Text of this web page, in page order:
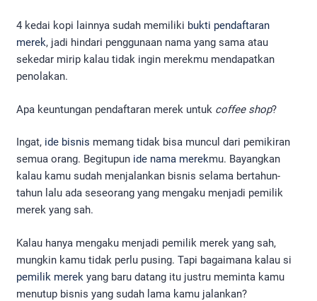
4 kedai kopi lainnya sudah memiliki bukti pendaftaran
merek, jadi hindari penggunaan nama yang sama atau
sekedar mirip kalau tidak ingin merekmu mendapatkan
penolakan.
Apa keuntungan pendaftaran merek untuk coffee shop?
Ingat, ide bisnis memang tidak bisa muncul dari pemikiran
semua orang. Begitupun ide nama merekmu. Bayangkan
kalau kamu sudah menjalankan bisnis selama bertahun-
tahun lalu ada seseorang yang mengaku menjadi pemilik
merek yang sah.
Kalau hanya mengaku menjadi pemilik merek yang sah,
mungkin kamu tidak perlu pusing. Tapi bagaimana kalau si
pemilik merek yang baru datang itu justru meminta kamu
menutup bisnis yang sudah lama kamu jalankan?